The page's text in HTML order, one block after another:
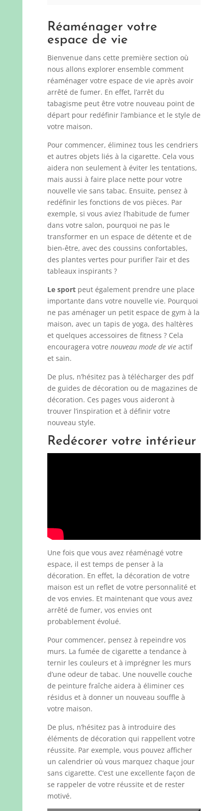
Réaménager votre
espace de vie
Bienvenue dans cette première section où
nous allons explorer ensemble comment
réaménager votre espace de vie après avoir
arrêté de fumer. En effet, l’arrêt du
tabagisme peut être votre nouveau point de
départ pour redéfinir l’ambiance et le style de
votre maison.
Pour commencer, éliminez tous les cendriers
et autres objets liés à la cigarette. Cela vous
aidera non seulement à éviter les tentations,
mais aussi à faire place nette pour votre
nouvelle vie sans tabac. Ensuite, pensez à
redéfinir les fonctions de vos pièces. Par
exemple, si vous aviez l’habitude de fumer
dans votre salon, pourquoi ne pas le
transformer en un espace de détente et de
bien-être, avec des coussins confortables,
des plantes vertes pour purifier l’air et des
tableaux inspirants ?
Le sportpeut également prendre une place
importante dans votre nouvelle vie. Pourquoi
ne pas aménager un petit espace de gym à la
maison, avec un tapis de yoga, des haltères
et quelques accessoires de fitness ? Cela
encouragera votre nouveau mode de vieactif
et sain.
De plus, n’hésitez pas à télécharger des pdf
de guides de décoration ou de magazines de
décoration. Ces pages vous aideront à
trouver l’inspiration et à définir votre
nouveau style.
Redécorer votre intérieur
Une fois que vous avez réaménagé votre
espace, il est temps de penser à la
décoration. En effet, la décoration de votre
maison est un reflet de votre personnalité et
de vos envies. Et maintenant que vous avez
arrêté de fumer, vos envies ont
probablement évolué.
Pour commencer, pensez à repeindre vos
murs. La fumée de cigarette a tendance à
ternir les couleurs et à imprégner les murs
d’une odeur de tabac. Une nouvelle couche
de peinture fraîche aidera à éliminer ces
résidus et à donner un nouveau souffle à
votre maison.
De plus, n’hésitez pas à introduire des
éléments de décoration qui rappellent votre
réussite. Par exemple, vous pouvez afficher
un calendrier où vous marquez chaque jour
sans cigarette. C’est une excellente façon de
se rappeler de votre réussite et de rester
motivé.